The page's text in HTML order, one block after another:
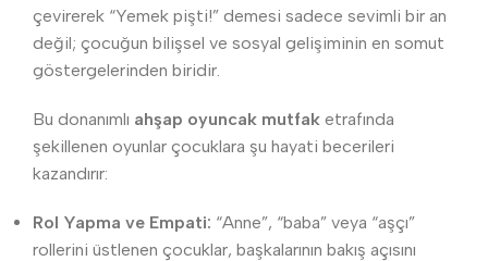
çevirerek “Yemek pişti!” demesi sadece sevimli bir an
değil; çocuğun bilişsel ve sosyal gelişiminin en somut
göstergelerinden biridir.
Bu donanımlı ahşap oyuncak mutfak etrafında
şekillenen oyunlar çocuklara şu hayati becerileri
kazandırır:
Rol Yapma ve Empati: “Anne”, “baba” veya “aşçı”
rollerini üstlenen çocuklar, başkalarının bakış açısını